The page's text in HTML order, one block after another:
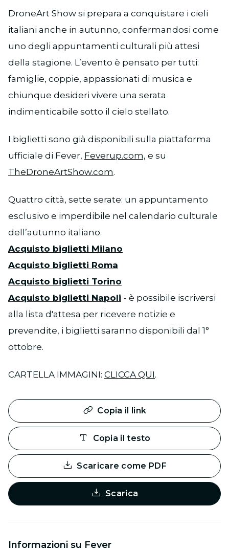
DroneArt Show si prepara a conquistare i cieli
italiani anche in autunno, confermandosi come
uno degli appuntamenti culturali più attesi
della stagione. L’evento è pensato per tutti:
famiglie, coppie, appassionati di musica e
chiunque desideri vivere una serata
indimenticabile sotto il cielo stellato.
I biglietti sono già disponibili sulla piattaforma
ufficiale di Fever, Feverup.com, e su
TheDroneArtShow.com.
Quattro città, sette serate: un appuntamento
esclusivo e imperdibile nel calendario culturale
dell’autunno italiano.
Acquisto biglietti Milano
Acquisto biglietti Roma
Acquisto biglietti Torino
Acquisto biglietti Napoli - è possibile iscriversi
alla lista d'attesa per ricevere notizie e
prevendite, i biglietti saranno disponibili dal 1°
ottobre.
CARTELLA IMMAGINI: CLICCA QUI.
Copia il link
Copia il testo
Scaricare come PDF
Scarica
Informazioni su Fever